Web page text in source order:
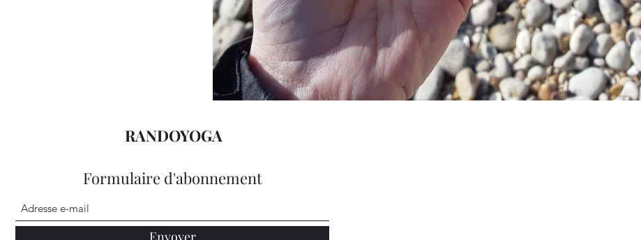
RANDOYOGA
Formulaire d'abonnement
Envoyer